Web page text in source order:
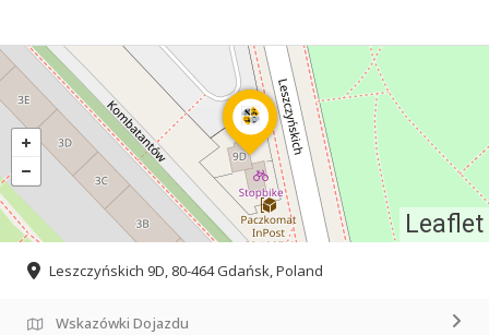
Leaflet
Leszczyńskich 9D, 80-464 Gdańsk, Poland
Wskazówki Dojazdu